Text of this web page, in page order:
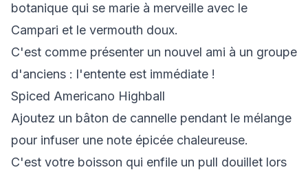
botanique qui se marie à merveille avec le
Campari et le vermouth doux.
C'est comme présenter un nouvel ami à un groupe
d'anciens : l'entente est immédiate !
Spiced Americano Highball
Ajoutez un bâton de cannelle pendant le mélange
pour infuser une note épicée chaleureuse.
C'est votre boisson qui enfile un pull douillet lors